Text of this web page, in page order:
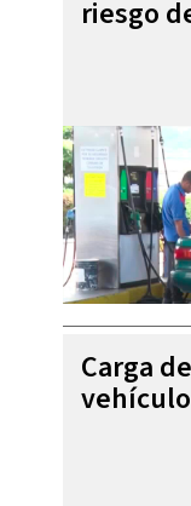
riesgo
Carga
vehículo